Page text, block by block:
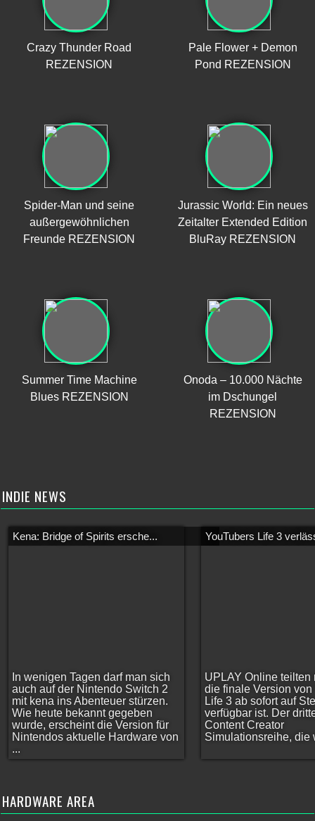
Crazy Thunder Road
REZENSION
Pale Flower + Demon
Pond REZENSION
Spider-Man und seine
außergewöhnlichen
Freunde REZENSION
Jurassic World: Ein neues
Zeitalter Extended Edition
BluRay REZENSION
Summer Time Machine
Blues REZENSION
Onoda – 10.000 Nächte
im Dschungel
REZENSION
INDIE NEWS
Kena: Bridge of Spirits ersche...
In wenigen Tagen darf man sich
auch auf der Nintendo Switch 2
mit kena ins Abenteuer stürzen.
Wie heute bekannt gegeben
wurde, erscheint die Version für
Nintendos aktuelle Hardware von
...
YouTubers Life 3
UPLAY Online teilten
die finale Version von
Life 3 ab sofort auf
verfügbar ist. Der
Content Creator
Simulationsreihe, die
HARDWARE AREA